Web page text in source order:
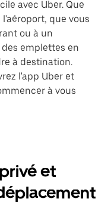
avec Uber. Que
que vous
ou à un
emplettes en
à destination.
l'app Uber et
à vous
et